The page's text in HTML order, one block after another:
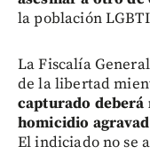
la población
La Fiscalía
de la libertad
capturado
homicidio
El indiciado no se